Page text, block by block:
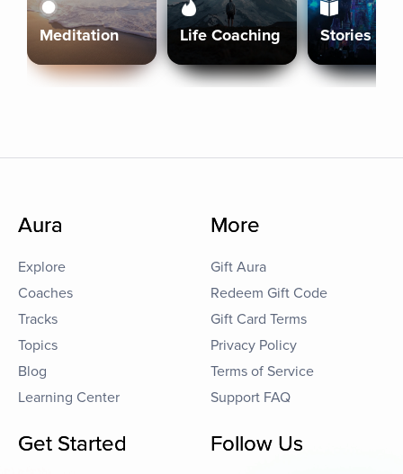
Meditation Life Coaching Stories
Aura
Explore
Coaches
Tracks
Topics
Blog
Learning Center
More
Gift Aura
Redeem Gift Code
Gift Card Terms
Privacy Policy
Terms of Service
Support FAQ
Get Started Follow Us